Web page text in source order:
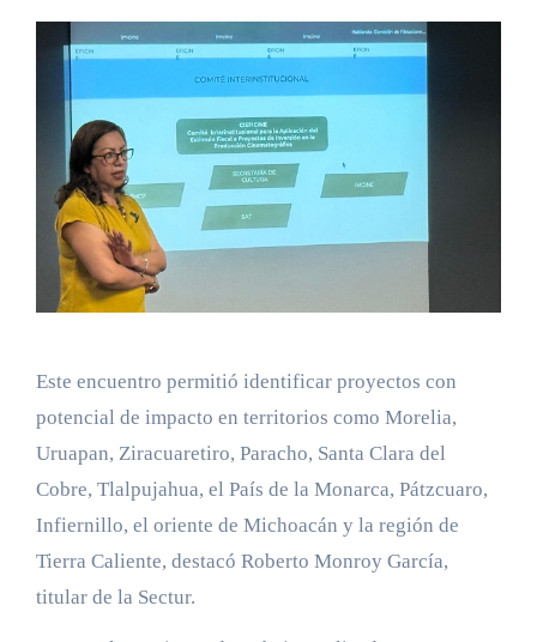
Este encuentro permitió identificar proyectos con
potencial de impacto en territorios como Morelia,
Uruapan, Ziracuaretiro, Paracho, Santa Clara del
Cobre, Tlalpujahua, el País de la Monarca, Pátzcuaro,
Infiernillo, el oriente de Michoacán y la región de
Tierra Caliente, destacó Roberto Monroy García,
titular de la Sectur.